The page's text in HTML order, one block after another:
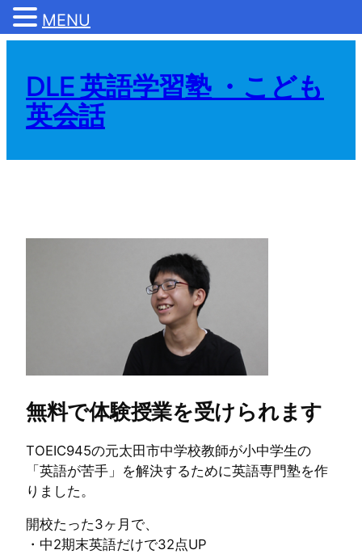
DLE 英語学習塾 ・こども
英会話
無料で体験授業を受けられます
TOEIC945の元太田市中学校教師が小中学生の
「英語が苦手」を解決するために英語専門塾を作
りました。
開校たった3ヶ月で、
・中2期末英語だけで32点UP
MENU